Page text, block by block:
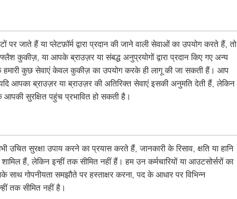
हैं या प्लेटफ़ॉर्म द्वारा प्रदान की जाने वाली सेवाओं का उपयोग करते हैं, तो
कुकीज़, या आपके ब्राउज़र या संबद्ध अनुप्रयोगों द्वारा प्रदान किए गए अन्य
कुछ सेवाएं केवल कुकीज़ का उपयोग करके ही लागू की जा सकती हैं। आप
ब्राउज़र या ब्राउज़र की अतिरिक्त सेवाएं इसकी अनुमति देती हैं, लेकिन
आपकी सुरक्षित पहुंच प्रभावित हो सकती है।
उचित सुरक्षा उपाय करने का प्रयास करते हैं, जानकारी के रिसाव, क्षति या हानि
हैं, लेकिन इन्हीं तक सीमित नहीं हैं। हम उन कर्मचारियों या आउटसोर्सरों का
गोपनीयता समझौते पर हस्ताक्षर करना, पद के आधार पर विभिन्न
तक सीमित नहीं है।